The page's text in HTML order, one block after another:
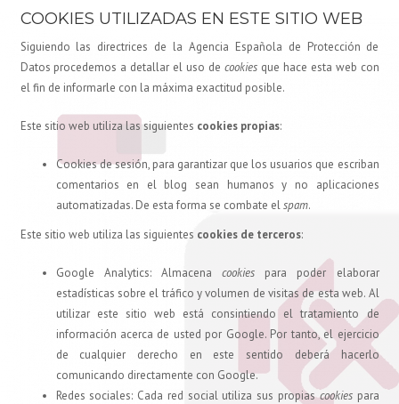
COOKIES UTILIZADAS EN ESTE SITIO WEB
Siguiendo las directrices de la Agencia Española de Protección de
Datos procedemos a detallar el uso de cookiesque hace esta web con
el fin de informarle con la máxima exactitud posible.
Este sitio web utiliza las siguientes cookies propias:
Cookies de sesión, para garantizar que los usuarios que escriban
comentarios en el blog sean humanos y no aplicaciones
automatizadas. De esta forma se combate elspam.
Este sitio web utiliza las siguientes cookies de terceros:
Google Analytics: Almacena cookies para poder elaborar
estadísticas sobre el tráfico y volumen de visitas de esta web. Al
utilizar este sitio web está consintiendo el tratamiento de
información acerca de usted por Google. Por tanto, el ejercicio
de cualquier derecho en este sentido deberá hacerlo
comunicando directamente con Google.
Redes sociales: Cada red social utiliza sus propiascookiespara